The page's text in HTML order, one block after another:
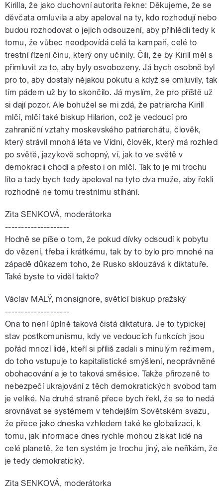
Kirilla, že jako duchovní autorita řekne: Děkujeme, že se
děvčata omluvila a aby apeloval na ty, kdo rozhodují nebo
budou rozhodovat o jejich odsouzení, aby přihlédli tedy k
tomu, že vůbec neodpovídá celá ta kampaň, celé to
trestní řízení činu, který ony učinily. Čili, že by Kirill měl s
přimluvit za to, aby byly osvobozeny. Já bych osobně byl
pro to, aby dostaly nějakou pokutu a když se omluvily, tak
tím pádem už by to skončilo. Já myslím, že pro příště už
si dají pozor. Ale bohužel se mi zdá, že patriarcha Kirill
mlčí, mlčí také biskup Hilarion, což je vedoucí pro
zahraniční vztahy moskevského patriarchátu, člověk,
který strávil mnohá léta ve Vídni, člověk, který má rozhled
po světě, jazykově schopný, ví, jak to ve světě v
demokracii chodí a přesto i on mlčí. Tak to je mi trochu
líto a tady bych tedy apeloval na tyto dva muže, aby řekli
rozhodné ne tomu trestnímu stíhání.
Zita SENKOVÁ, moderátorka
--------------------
Hodně se píše o tom, že pokud dívky odsoudí k pobytu
do vězení, třeba i krátkému, tak by to bylo pro mnohé na
západě důkazem toho, že Rusko sklouzává k diktatuře.
Také byste to viděl takto?
Václav MALÝ, monsignore, světící biskup pražský
--------------------
Ona to není úplně taková čistá diktatura. Je to typickej
stav postkomunismu, kdy ve vedoucích funkcích jsou
pořád mnozí lidé, kteří si příliš zadali s minulým režimem,
do toho vstupuje to kapitalistické smýšlení, neoprávněné
obohacování a je to taková směsice. Takže přirozeně to
nebezpečí ukrajování z těch demokratických svobod tam
je veliké. Na druhé straně přece bych řekl, že se to nedá
srovnávat se systémem v tehdejším Sovětském svazu,
že přece jako dneska vzhledem také ke globalizaci, k
tomu, jak informace dnes rychle mohou získat lidé na
celé planetě, že ten systém je trochu jiný, ale neříkám, že
je tedy demokratický.
Zita SENKOVÁ, moderátorka